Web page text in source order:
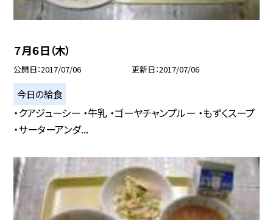
７月６日（木）
公開日 2017/07/06 更新日 2017/07/06
今日の給食
・クアジューシー ・牛乳 ・ゴーヤチャンプルー ・もずくスープ
・サーターアンダ...